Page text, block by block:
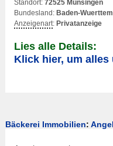
Standort: 72525 Münsingen
Bundesland: Baden-
Anzeigenart: Privatanzeige
Lies alle Details:
Klick hier, um alles
Bäckerei Immobilien: